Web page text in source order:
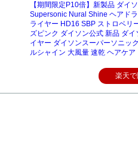
【期間限定P10倍】新製品 ダイ
Supersonic Nural Shine ヘアド
ライヤー HD16 SBP ストロベリ
ズピンク ダイソン公式 新品 ダイ
イヤー ダイソンスーパーソニッ
ルシャイン 大風量 速乾 ヘアケア
楽天